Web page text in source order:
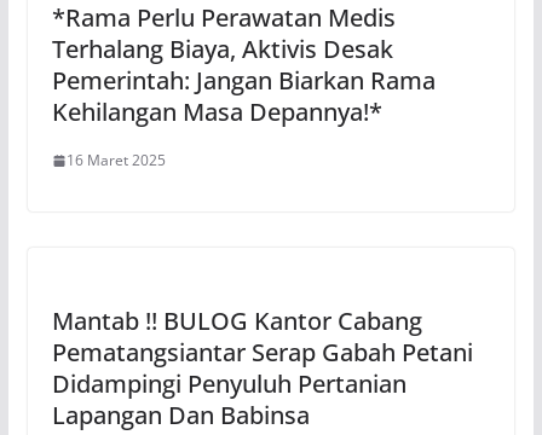
*Rama Perlu Perawatan Medis
Terhalang Biaya, Aktivis Desak
Pemerintah: Jangan Biarkan Rama
Kehilangan Masa Depannya!*
16 Maret 2025
Mantab !! BULOG Kantor Cabang
Pematangsiantar Serap Gabah Petani
Didampingi Penyuluh Pertanian
Lapangan Dan Babinsa